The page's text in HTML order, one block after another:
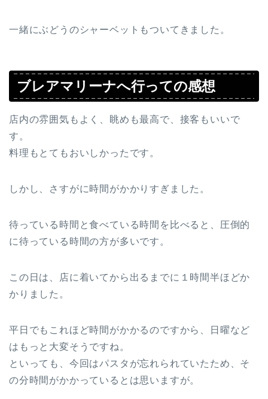
一緒にぶどうのシャーベットもついてきました。
ブレアマリーナへ行っての感想
店内の雰囲気もよく、眺めも最高で、接客もいいで
す。
料理もとてもおいしかったです。
しかし、さすがに時間がかかりすぎました。
待っている時間と食べている時間を比べると、圧倒的
に待っている時間の方が多いです。
この日は、店に着いてから出るまでに１時間半ほどか
かりました。
平日でもこれほど時間がかかるのですから、日曜など
はもっと大変そうですね。
といっても、今回はパスタが忘れられていたため、そ
の分時間がかかっているとは思いますが。